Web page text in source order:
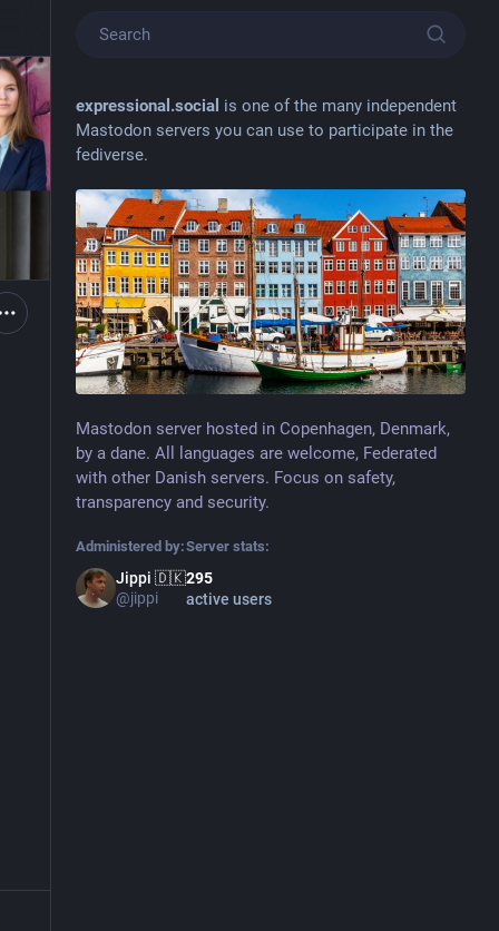
expressional.social is one of the many independent
Mastodon servers you can use to participate in the
fediverse.
Mastodon server hosted in Copenhagen, Denmark,
by a dane. All languages are welcome, Federated
with other Danish servers. Focus on safety,
transparency and security.
Administered by:
Jippi 🇩🇰
@jippi
Server stats:
295
active users